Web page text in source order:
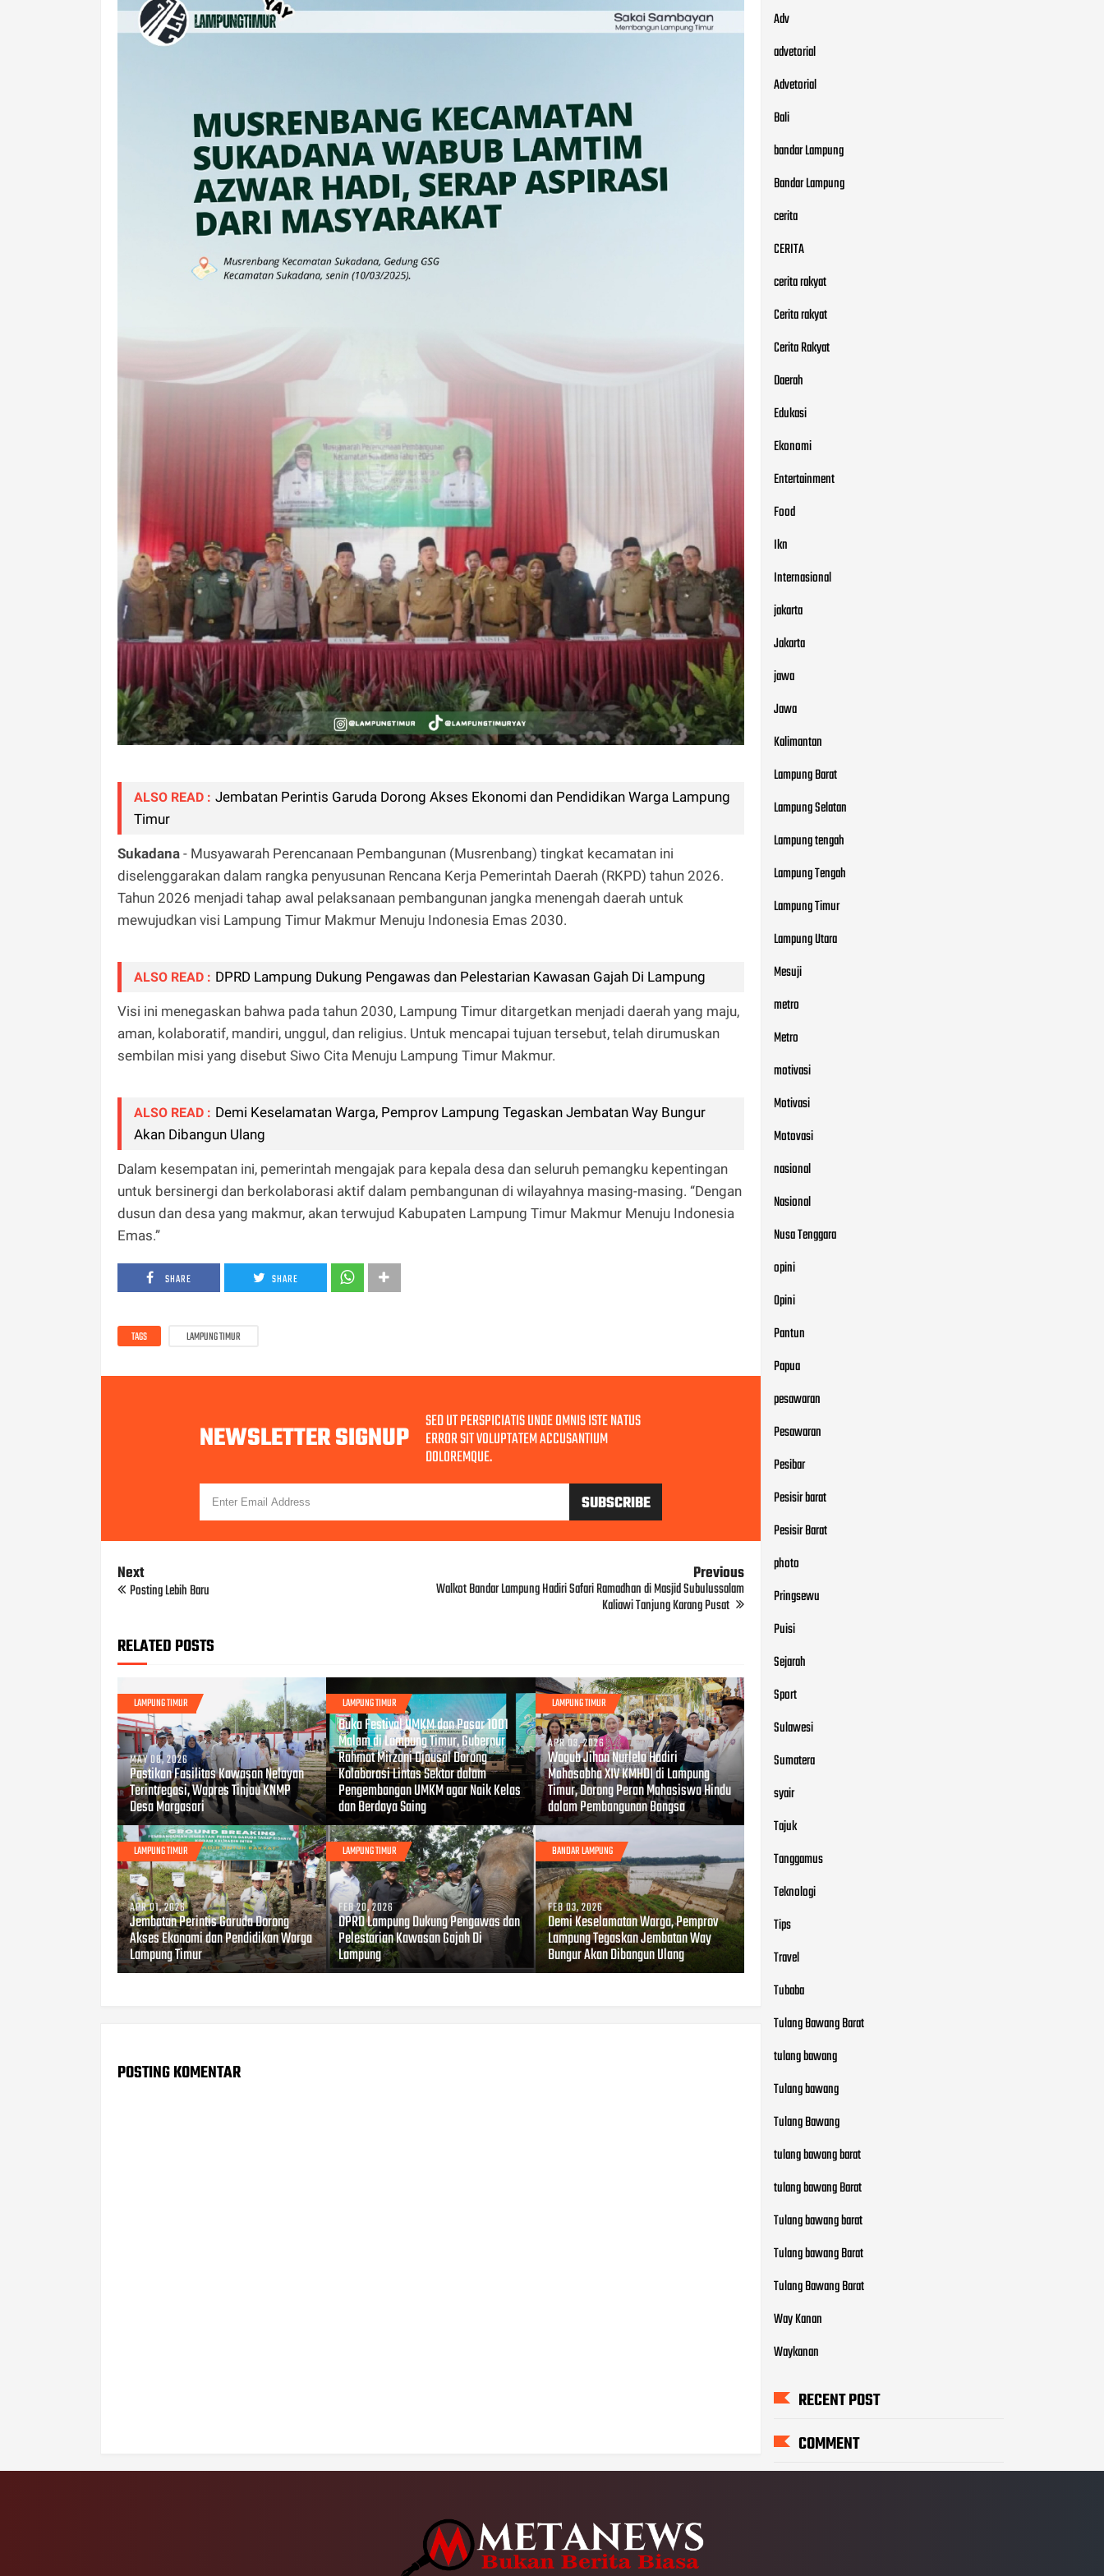
ALSO READ : Jembatan Perintis Garuda Dorong Akses Ekonomi dan Pendidikan Warga Lampung
Timur
Sukadana - Musyawarah Perencanaan Pembangunan (Musrenbang) tingkat kecamatan ini
diselenggarakan dalam rangka penyusunan Rencana Kerja Pemerintah Daerah (RKPD) tahun 2026.
Tahun 2026 menjadi tahap awal pelaksanaan pembangunan jangka menengah daerah untuk
mewujudkan visi Lampung Timur Makmur Menuju Indonesia Emas 2030.
ALSO READ : DPRD Lampung Dukung Pengawas dan Pelestarian Kawasan Gajah Di Lampung
Visi ini menegaskan bahwa pada tahun 2030, Lampung Timur ditargetkan menjadi daerah yang maju,
aman, kolaboratif, mandiri, unggul, dan religius. Untuk mencapai tujuan tersebut, telah dirumuskan
sembilan misi yang disebut Siwo Cita Menuju Lampung Timur Makmur.
ALSO READ : Demi Keselamatan Warga, Pemprov Lampung Tegaskan Jembatan Way Bungur
Akan Dibangun Ulang
Dalam kesempatan ini, pemerintah mengajak para kepala desa dan seluruh pemangku kepentingan
untuk bersinergi dan berkolaborasi aktif dalam pembangunan di wilayahnya masing-masing. “Dengan
dusun dan desa yang makmur, akan terwujud Kabupaten Lampung Timur Makmur Menuju Indonesia
Emas.”
SHARE SHARE
TAGS LAMPUNG TIMUR
NEWSLETTER SIGNUP SED UT PERSPICIATIS UNDE OMNIS ISTE NATUS
ERROR SIT VOLUPTATEM ACCUSANTIUM
DOLOREMQUE.
Next
Posting Lebih Baru
Previous
Walkot Bandar Lampung Hadiri Safari Ramadhan di Masjid Subulussalam
Kaliawi Tanjung Karang Pusat
RELATED POSTS
LAMPUNG TIMUR
MAY 08, 2026
Pastikan Fasilitas Kawasan Nelayan
Terintregasi, Wapres Tinjau KNMP
Desa Margasari
LAMPUNG TIMUR
APR 17, 2026
Buka Festival UMKM dan Pasar 1001
Malam di Lampung Timur, Gubernur
Rahmat Mirzani Djausal Dorong
Kolaborasi Lintas Sektor dalam
Pengembangan UMKM agar Naik Kelas
dan Berdaya Saing
LAMPUNG TIMUR
APR 03, 2026
Wagub Jihan Nurlela Hadiri
Mahasabha XIV KMHDI di Lampung
Timur, Dorong Peran Mahasiswa Hindu
dalam Pembangunan Bangsa
LAMPUNG TIMUR
APR 01, 2026
Jembatan Perintis Garuda Dorong
Akses Ekonomi dan Pendidikan Warga
Lampung Timur
LAMPUNG TIMUR
FEB 20, 2026
DPRD Lampung Dukung Pengawas dan
Pelestarian Kawasan Gajah Di
Lampung
BANDAR LAMPUNG
FEB 03, 2026
Demi Keselamatan Warga, Pemprov
Lampung Tegaskan Jembatan Way
Bungur Akan Dibangun Ulang
POSTING KOMENTAR
Adv
advetorial
Advetorial
Bali
bandar Lampung
Bandar Lampung
cerita
CERITA
cerita rakyat
Cerita rakyat
Cerita Rakyat
Daerah
Edukasi
Ekonomi
Entertainment
Food
Ikn
Internasional
jakarta
Jakarta
jawa
Jawa
Kalimantan
Lampung Barat
Lampung Selatan
Lampung tengah
Lampung Tengah
Lampung Timur
Lampung Utara
Mesuji
metro
Metro
motivasi
Motivasi
Motovasi
nasional
Nasional
Nusa Tenggara
opini
Opini
Pantun
Papua
pesawaran
Pesawaran
Pesibar
Pesisir barat
Pesisir Barat
photo
Pringsewu
Puisi
Sejarah
Sport
Sulawesi
Sumatera
syair
Tajuk
Tanggamus
Teknologi
Tips
Travel
Tubaba
Tulang Bawang Barat
tulang bawang
Tulang bawang
Tulang Bawang
tulang bawang barat
tulang bawang Barat
Tulang bawang barat
Tulang bawang Barat
Tulang Bawang Barat
Way Kanan
Waykanan
RECENT POST
COMMENT